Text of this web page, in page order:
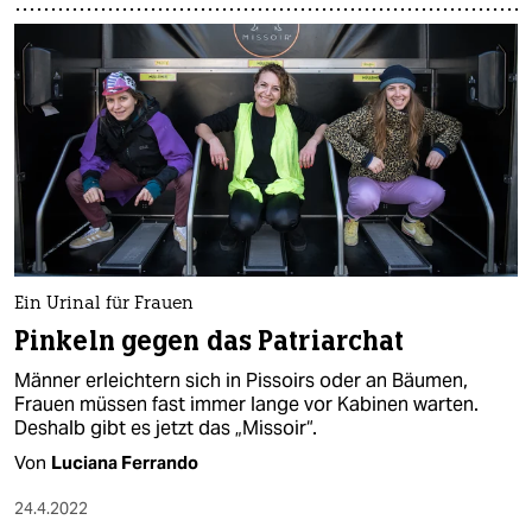
Ein Urinal für Frauen
Pinkeln gegen das Patriarchat
Männer erleichtern sich in Pissoirs oder an Bäumen,
Frauen müssen fast immer lange vor Kabinen warten.
Deshalb gibt es jetzt das „Missoir“.
Von Luciana Ferrando
24.4.2022